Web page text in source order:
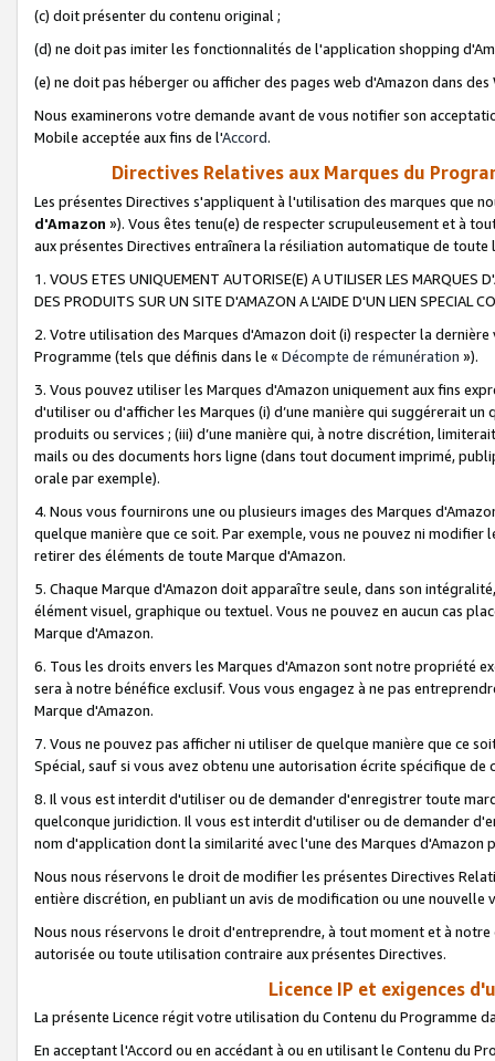
(c) doit présenter du contenu original ;
(d) ne doit pas imiter les fonctionnalités de l'application shopping
(e) ne doit pas héberger ou afficher des pages web d'Amazon dans
Nous examinerons votre demande avant de vous notifier son
Mobile acceptée aux fins de l'Accord.
Directives Relatives aux Marques du
Les présentes Directives s'appliquent à l'utilisation des marques que
d'Amazon »). Vous êtes tenu(e) de respecter scrupuleusement et à
aux présentes Directives entraînera la résiliation automatique de
1. VOUS ETES UNIQUEMENT AUTORISE(E) A UTILISER LES MARQUES
DES PRODUITS SUR UN SITE D'AMAZON A L'AIDE D'UN LIEN SPECIAL
2. Votre utilisation des Marques d'Amazon doit (i) respecter la
Programme (tels que définis dans le « Décompte de rémunération »).
3. Vous pouvez utiliser les Marques d'Amazon uniquement aux fins
d'utiliser ou d'afficher les Marques (i) d’une manière qui suggérerait
produits ou services ; (iii) d’une manière qui, à notre discrétion,
mails ou des documents hors ligne (dans tout document imprimé,
orale par exemple).
4. Nous vous fournirons une ou plusieurs images des Marques
quelque manière que ce soit. Par exemple, vous ne pouvez ni
retirer des éléments de toute Marque d'Amazon.
5. Chaque Marque d'Amazon doit apparaître seule, dans son
élément visuel, graphique ou textuel. Vous ne pouvez en aucun cas
Marque d'Amazon.
6. Tous les droits envers les Marques d'Amazon sont notre propriété
sera à notre bénéfice exclusif. Vous vous engagez à ne pas
Marque d'Amazon.
7. Vous ne pouvez pas afficher ni utiliser de quelque manière que ce
Spécial, sauf si vous avez obtenu une autorisation écrite spécifique de
8. Il vous est interdit d'utiliser ou de demander d'enregistrer toute
quelconque juridiction. Il vous est interdit d'utiliser ou de demander
nom d'application dont la similarité avec l'une des Marques
Nous nous réservons le droit de modifier les présentes Directives
entière discrétion, en publiant un avis de modification ou une nouvelle
Nous nous réservons le droit d'entreprendre, à tout moment et à
autorisée ou toute utilisation contraire aux présentes Directives.
Licence IP et exigences
La présente Licence régit votre utilisation du Contenu du Programme
En acceptant l'Accord ou en accédant à ou en utilisant le Contenu du